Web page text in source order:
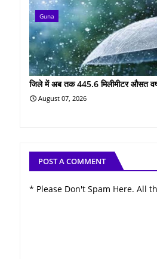
Guna
जिले में अब तक 445.6 मिलीमीटर औसत
August 07, 2026
POST A COMMENT
* Please Don't Spam Here. All